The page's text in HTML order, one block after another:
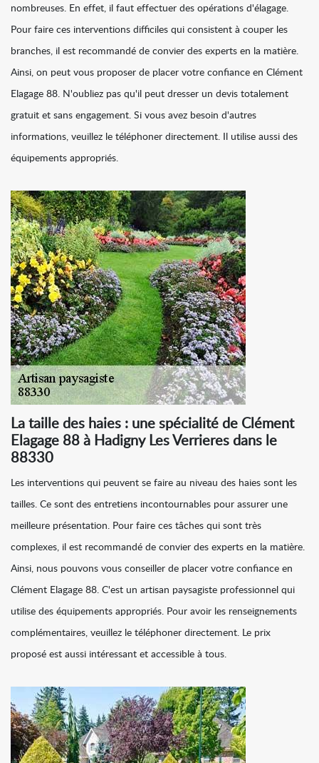
nombreuses. En effet, il faut effectuer des opérations d'élagage.
Pour faire ces interventions difficiles qui consistent à couper les
branches, il est recommandé de convier des experts en la matière.
Ainsi, on peut vous proposer de placer votre confiance en Clément
Elagage 88. N'oubliez pas qu'il peut dresser un devis totalement
gratuit et sans engagement. Si vous avez besoin d'autres
informations, veuillez le téléphoner directement. Il utilise aussi des
équipements appropriés.
La taille des haies : une spécialité de Clément
Elagage 88 à Hadigny Les Verrieres dans le
88330
Les interventions qui peuvent se faire au niveau des haies sont les
tailles. Ce sont des entretiens incontournables pour assurer une
meilleure présentation. Pour faire ces tâches qui sont très
complexes, il est recommandé de convier des experts en la matière.
Ainsi, nous pouvons vous conseiller de placer votre confiance en
Clément Elagage 88. C'est un artisan paysagiste professionnel qui
utilise des équipements appropriés. Pour avoir les renseignements
complémentaires, veuillez le téléphoner directement. Le prix
proposé est aussi intéressant et accessible à tous.